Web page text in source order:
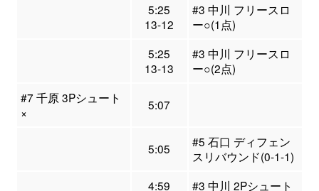
5:25
13-12
#3 中川 フリースロ
ー○(1点)
5:25
13-13
#3 中川 フリースロ
ー○(2点)
#7 千原 3Pシュート
×
5:07
5:05
#5 石口 ディフェン
スリバウンド(0-1-1)
4:59
#3 中川 2Pシュート